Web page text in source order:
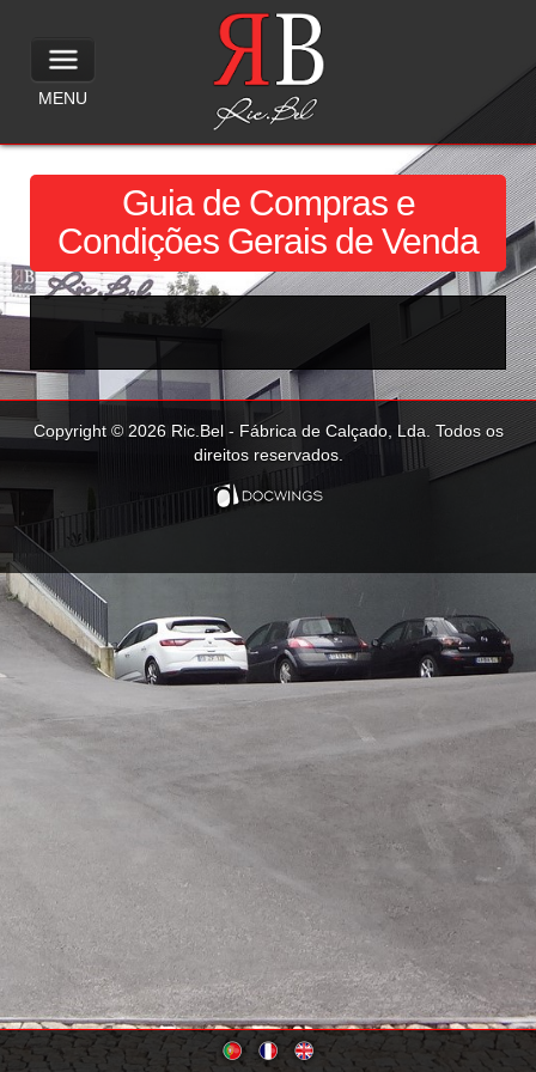
MENU
Guia de Compras e
Condições Gerais de Venda
Copyright © 2026 Ric.Bel - Fábrica de Calçado, Lda. Todos os
direitos reservados.